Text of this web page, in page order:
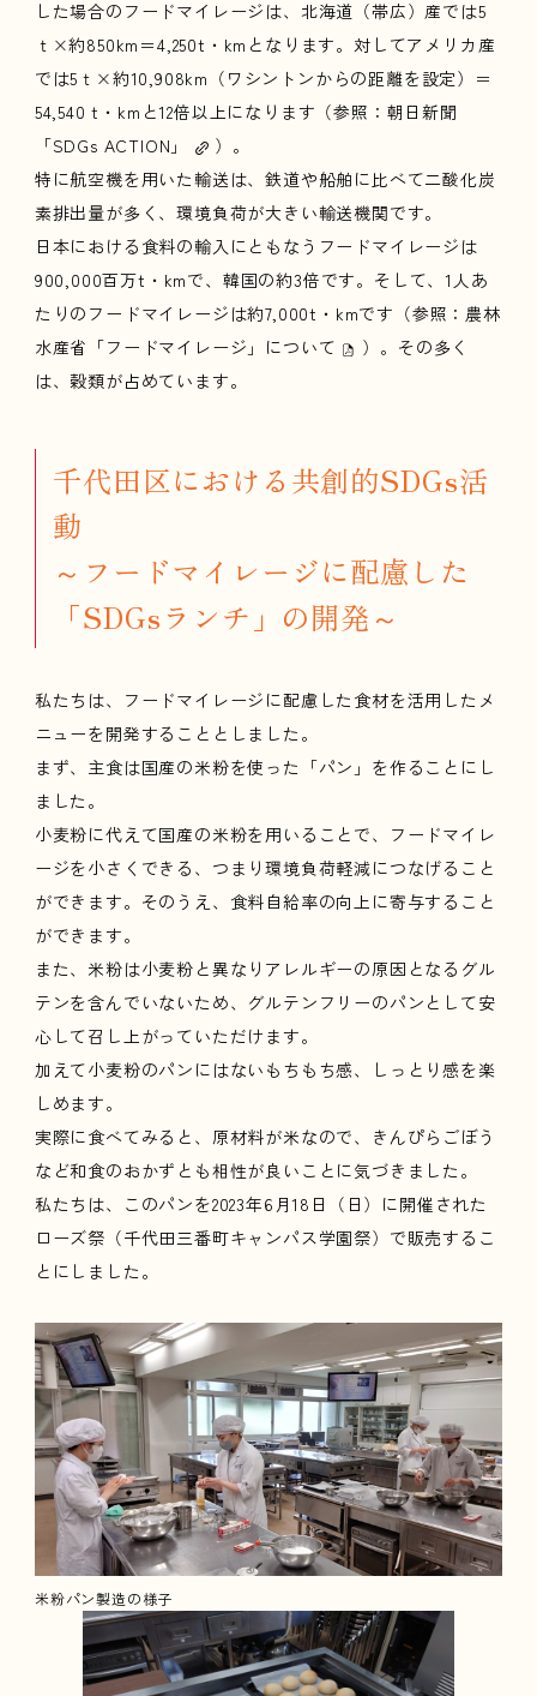
した場合のフードマイレージは、北海道（帯広）産では5
ｔ×約850km＝4,250t・kmとなります。対してアメリカ産
では5ｔ×約10,908km（ワシントンからの距離を設定）＝
54,540 t・kmと12倍以上になります（参照：朝日新聞
「SDGs ACTION」
）。
特に航空機を用いた輸送は、鉄道や船舶に比べて二酸化炭
素排出量が多く、環境負荷が大きい輸送機関です。
日本における食料の輸入にともなうフードマイレージは
900,000百万t・kmで、韓国の約3倍です。そして、1人あ
たりのフードマイレージは約7,000t・kmです（参照： 農林
水産省「フードマイレージ」について
）。その多く
は、穀類が占めています。
千代田区における共創的SDGs活
動
～フードマイレージに配慮した
「SDGsランチ」の開発～
私たちは、フードマイレージに配慮した食材を活用したメ
ニューを開発することとしました。
まず、主食は国産の米粉を使った「パン」を作ることにし
ました。
小麦粉に代えて国産の米粉を用いることで、フードマイレ
ージを小さくできる、つまり環境負荷軽減につなげること
ができます。そのうえ、食料自給率の向上に寄与すること
ができます。
また、米粉は小麦粉と異なりアレルギーの原因となるグル
テンを含んでいないため、グルテンフリーのパンとして安
心して召し上がっていただけます。
加えて小麦粉のパンにはないもちもち感、しっとり感を楽
しめます。
実際に食べてみると、原材料が米なので、きんぴらごぼう
など和食のおかずとも相性が良いことに気づきました。
私たちは、このパンを2023年6月18日（日）に開催された
ローズ祭（千代田三番町キャンパス学園祭）で販売するこ
とにしました。
米粉パン製造の様子